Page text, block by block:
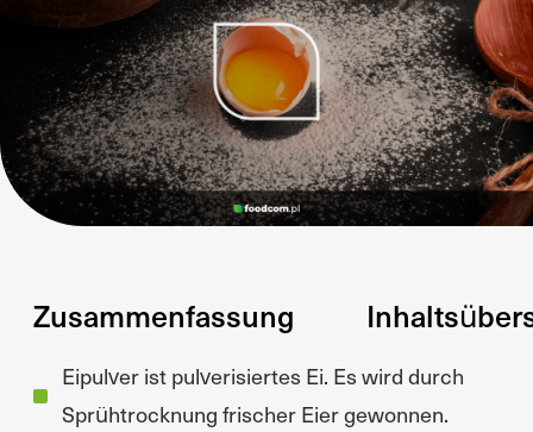
Zusammenfassung
Eipulver ist pulverisiertes Ei. Es wird durch
Sprühtrocknung frischer Eier gewonnen.